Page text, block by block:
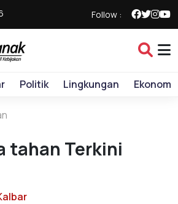
Follow :
Politik Lingkungan Ekonomi
tahan Terkini